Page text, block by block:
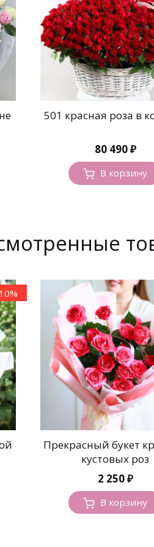
501 красная роза в
80 490₽
В корзину
Прекрасный букет
кустовых роз
2 250₽
В корзину